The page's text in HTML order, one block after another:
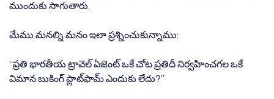
ముందుకు సాగుతారు.
మేము మనల్ని మనం ఇలా ప్రశ్నించుకున్నాము:
“ప్రతి భారతీయ ట్రావెల్ ఏజెంట్ ఒకే చోట ప్రతిదీ నిర్వహించగల ఒకే
విమాన బుకింగ్ ప్లాట్‌ఫామ్ ఎందుకు లేదు?”